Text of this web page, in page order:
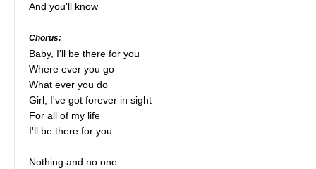
And you'll know
Chorus:
Baby, I'll be there for you
Where ever you go
What ever you do
Girl, I've got forever in sight
For all of my life
I'll be there for you
Nothing and no one